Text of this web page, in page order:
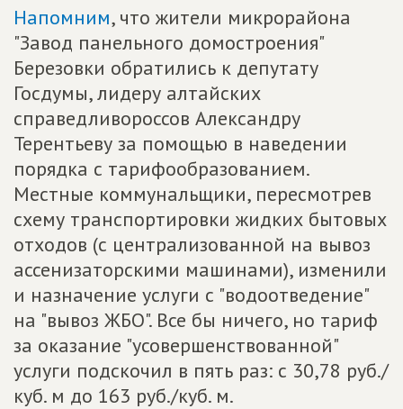
Напомним, что жители микрорайона
"Завод панельного домостроения"
Березовки обратились к депутату
Госдумы, лидеру алтайских
справедливороссов Александру
Терентьеву за помощью в наведении
порядка с тарифообразованием.
Местные коммунальщики, пересмотрев
схему транспортировки жидких бытовых
отходов (с централизованной на вывоз
ассенизаторскими машинами), изменили
и назначение услуги с "водоотведение"
на "вывоз ЖБО". Все бы ничего, но тариф
за оказание "усовершенствованной"
услуги подскочил в пять раз: с 30,78 руб./
куб. м до 163 руб./куб. м.